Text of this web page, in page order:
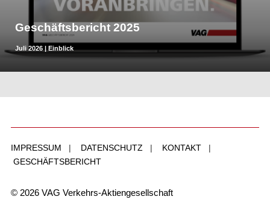
Geschäftsbericht 2025
Juli 2026 | Einblick
IMPRESSUM | DATENSCHUTZ | KONTAKT|
GESCHÄFTSBERICHT
© 2026 VAG Verkehrs-Aktiengesellschaft